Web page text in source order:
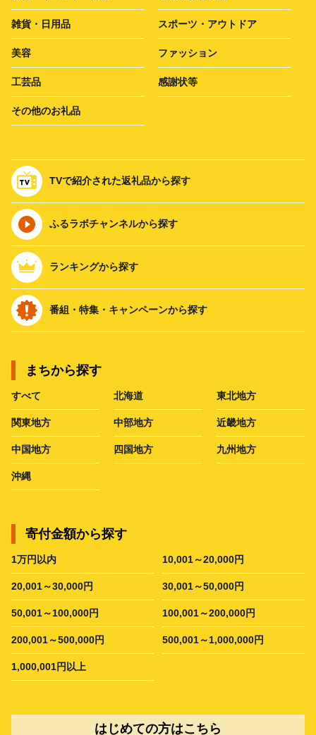
雑貨・日用品 スポーツ・アウトドア
美容 ファッション
工芸品 感謝状等
その他のお礼品
TVで紹介された返礼品から探す
ふるラボチャンネルから探す
ランキングから探す
番組・特集・キャンペーンから探す
まちから探す
すべて 北海道 東北地方
関東地方 中部地方 近畿地方
中国地方 四国地方 九州地方
沖縄
寄付金額から探す
1万円以内 10,001～20,000円
20,001～30,000円 30,001～50,000円
50,001～100,000円 100,001～200,000円
200,001～500,000円 500,001～1,000,000円
1,000,001円以上
はじめての方はこちら